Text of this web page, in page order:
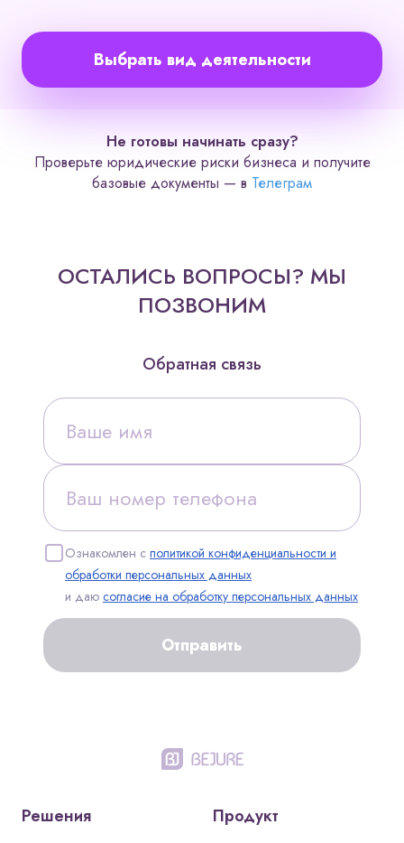
Выбрать вид деятельности
Не готовы начинать сразу?
Проверьте юридические риски бизнеса и получите
базовые документы — в Телеграм
ОСТАЛИСЬ ВОПРОСЫ? МЫ
ПОЗВОНИМ
Обратная связь
Ознакомлен с политикой конфиденциальности и
обработки персональных данных
и даю согласие на обработку персональных данных
Отправить
Решения Продукт